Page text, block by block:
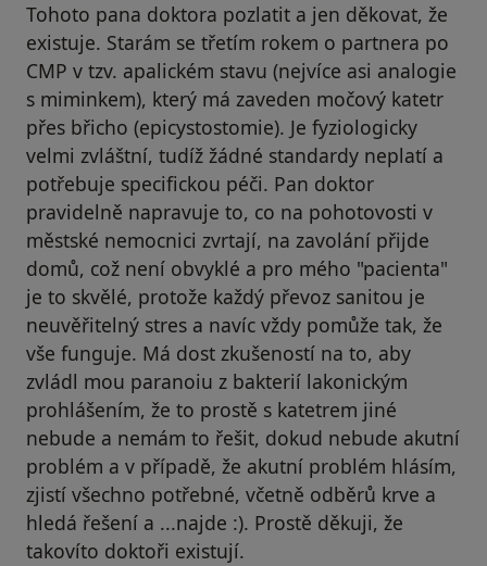
Tohoto pana doktora pozlatit a jen děkovat, že
existuje. Starám se třetím rokem o partnera po
CMP v tzv. apalickém stavu (nejvíce asi analogie
s miminkem), který má zaveden močový katetr
přes břicho (epicystostomie). Je fyziologicky
velmi zvláštní, tudíž žádné standardy neplatí a
potřebuje specifickou péči. Pan doktor
pravidelně napravuje to, co na pohotovosti v
městské nemocnici zvrtají, na zavolání přijde
domů, což není obvyklé a pro mého "pacienta"
je to skvělé, protože každý převoz sanitou je
neuvěřitelný stres a navíc vždy pomůže tak, že
vše funguje. Má dost zkušeností na to, aby
zvládl mou paranoiu z bakterií lakonickým
prohlášením, že to prostě s katetrem jiné
nebude a nemám to řešit, dokud nebude akutní
problém a v případě, že akutní problém hlásím,
zjistí všechno potřebné, včetně odběrů krve a
hledá řešení a ...najde :). Prostě děkuji, že
takovíto doktoři existují.